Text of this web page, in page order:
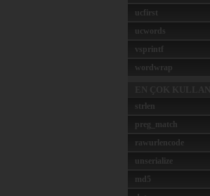
ucfirst
ucwords
vsprintf
wordwrap
strlen
preg_match
rawurlencode
unserialize
md5